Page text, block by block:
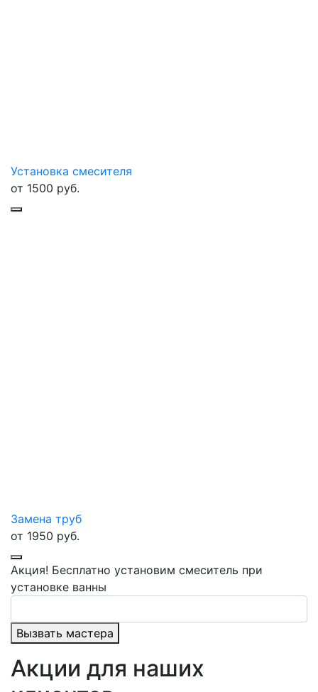
Установка смесителя
от 1500 руб.
Замена труб
от 1950 руб.
Акция! Бесплатно установим смеситель при
установке ванны
Вызвать мастера
Акции для наших